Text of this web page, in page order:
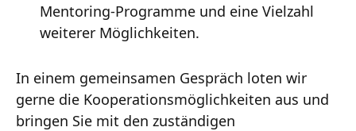
Mentoring-Programme und eine Vielzahl
weiterer Möglichkeiten.
In einem gemeinsamen Gespräch loten wir
gerne die Kooperationsmöglichkeiten aus und
bringen Sie mit den zuständigen